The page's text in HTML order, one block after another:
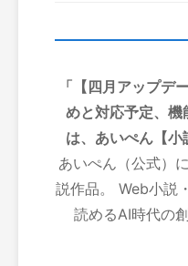
「【四月アップデ
めと対応予定、機
は、あいぺん【
あいぺん（公式）
説作品。 Web小説
読めるAI時代の